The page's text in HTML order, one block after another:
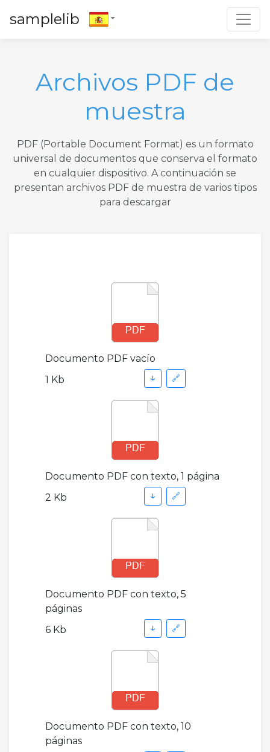
samplelib
Archivos PDF de
muestra
PDF (Portable Document Format) es un formato
universal de documentos que conserva el formato
en cualquier dispositivo. A continuación se
presentan archivos PDF de muestra de varios tipos
para descargar
Documento PDF vacío
1 Kb
↓ 🔗
Documento PDF con texto, 1 página
2 Kb
↓ 🔗
Documento PDF con texto, 5
páginas
6 Kb
↓ 🔗
Documento PDF con texto, 10
páginas